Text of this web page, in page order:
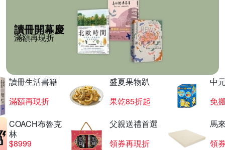
讀冊開幕慶
滿額再現折
讀冊生活書籍
滿額再現折
盛夏果物趴
果乾85折起
中
免
COACH布魯克
林
$8999
父親送禮首選
領券再現折
馬
領